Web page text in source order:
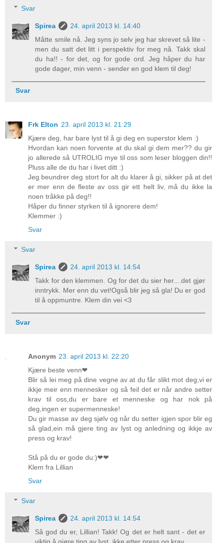
Svar
Spirea
24. april 2013 kl. 14:40
Måtte smile nå. Jeg syns jo selv jeg har skrevet så lite -
men du satt det litt i perspektiv for meg nå. Takk skal
du ha!! - for det, og for gode ord. Jeg håper du har
gode dager, min venn - sender en god klem til deg!
Svar
Frk Elton 23. april 2013 kl. 21:29
Kjære deg, har bare lyst til å gi deg en superstor klem :)
Hvordan kan noen forvente at du skal gi dem mer?? du gir
jo allerede så UTROLIG mye til oss som leser bloggen din!!
Pluss alle de du har i livet ditt :)
Jeg beundrer deg stort for alt du klarer å gi, sikker på at det
er mer enn de fleste av oss gir ett helt liv, må du ikke la
noen tråkke på deg!!
Håper du finner styrken til å ignorere dem!
Klemmer :)
Svar
Svar
Spirea
24. april 2013 kl. 14:54
Takk for den klemmen. Og for det du sier her....det gjør
inntrykk. Mer enn du vet!Også blir jeg så gla! Du er god
til å oppmuntre. Klem din vei <3
Svar
Anonym 23. april 2013 kl. 22:20
Kjære beste venn❤
Blir så lei meg på dine vegne av at du får slikt mot deg,vi er
ikkje meir enn mennesker og så feil det er når andre setter
krav til oss,du er bare et menneske og har nok på
deg,ingen er supermenneske!
Du gir masse av deg sjølv og når du setter igjen spor blir eg
så glad,ein må gjere ting av lyst og anledning og ikkje av
press og krav!
Stå på du er gode du:)❤❤
Klem fra Lillian
Svar
Svar
Spirea
24. april 2013 kl. 14:54
Så god du er, Lillian! Takk! Og det er helt sant - det er